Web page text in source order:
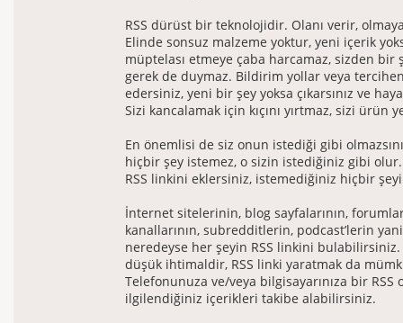
RSS dürüst bir teknolojidir. Olanı verir,
Elinde sonsuz malzeme yoktur, yeni içerik
müptelası etmeye çaba harcamaz, sizden bir
gerek de duymaz. Bildirim yollar veya
edersiniz, yeni bir şey yoksa çıkarsınız ve
Sizi kancalamak için kıçını yırtmaz, sizi ürün
En önemlisi de siz onun istediği gibi
hiçbir şey istemez, o sizin istediğiniz gibi
RSS linkini eklersiniz, istemediğiniz hiçbir
İnternet sitelerinin, blog sayfalarının,
kanallarının, subredditlerin, podcast’lerin
neredeyse her şeyin RSS linkini bulabilirsiniz.
düşük ihtimaldir, RSS linki yaratmak da
Telefonunuza ve/veya bilgisayarınıza bir RSS
ilgilendiğiniz içerikleri takibe alabilirsiniz.